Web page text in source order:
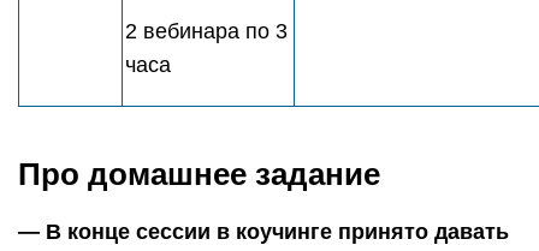
2 вебинара по 3
часа
Про домашнее задание
— В конце сессии в коучинге принято давать